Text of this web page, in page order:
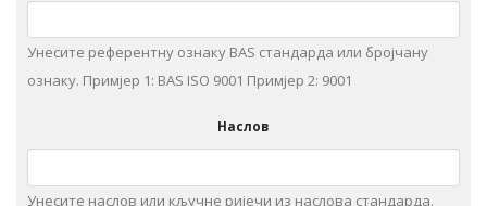
Унесите референтну ознаку BAS стандарда или бројчану
ознаку. Примjeр 1: BAS ISO 9001 Примjeр 2: 9001
Наслов
Унeситe наслов или кључне ријечи из нaслoвa стaндaрдa.